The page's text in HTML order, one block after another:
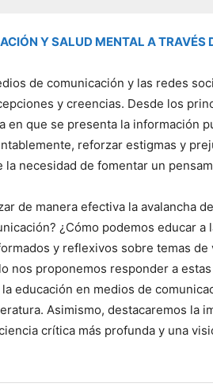
Y SALUD MENTAL A TRAVÉS
de comunicación y las redes
y creencias. Desde los
en que se presenta la información
reforzar estigmas y
la necesidad de fomentar un
de manera efectiva la avalancha
¿Cómo podemos educar
y reflexivos sobre temas
nos proponemos responder a
educación en medios de
Asimismo, destacaremos la
crítica más profunda y una